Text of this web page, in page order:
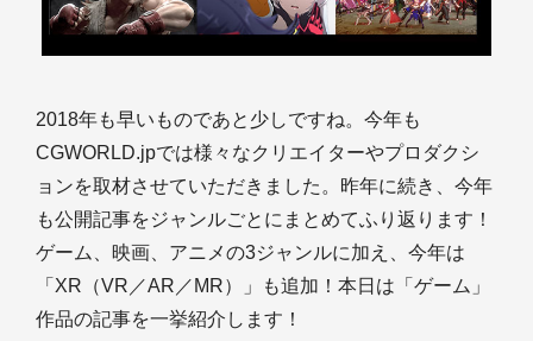
2018年も早いものであと少しですね。今年も
CGWORLD.jpでは様々なクリエイターやプロダクシ
ョンを取材させていただきました。昨年に続き、今年
も公開記事をジャンルごとにまとめてふり返ります！
ゲーム、映画、アニメの3ジャンルに加え、今年は
「XR（VR／AR／MR）」も追加！本日は「ゲーム」
作品の記事を一挙紹介します！